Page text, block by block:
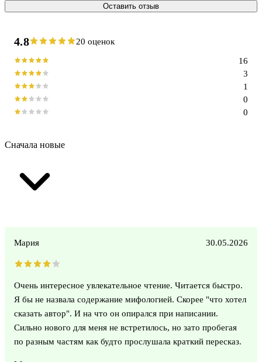
Оставить отзыв
4.8 20 оценок
0
0
1
3
16
Сначала новые
Мария 30.05.2026
Очень интересное увлекательное чтение. Читается быстро.
Я бы не назвала содержание мифологией. Скорее "что хотел
сказать автор". И на что он опирался при написании.
Сильно нового для меня не встретилось, но зато пробегая
по разным частям как будто прослушала краткий пересказ.